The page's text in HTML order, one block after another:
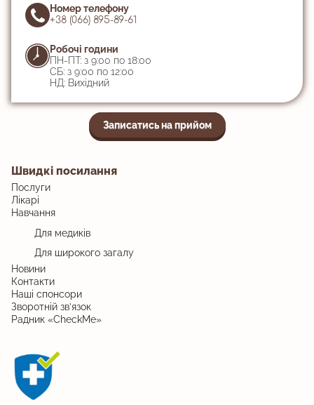
Номер телефону
+38 (066) 895-89-61
Робочі години
ПН-ПТ: з 9:00 по 18:00
СБ: з 9:00 по 12:00
НД: Вихідний
Записатись на прийом
Швидкі посилання
Послуги
Лікарі
Навчання
Для медиків
Для широкого загалу
Новини
Контакти
Наші спонсори
Зворотній зв’язок
Радник «CheckMe»